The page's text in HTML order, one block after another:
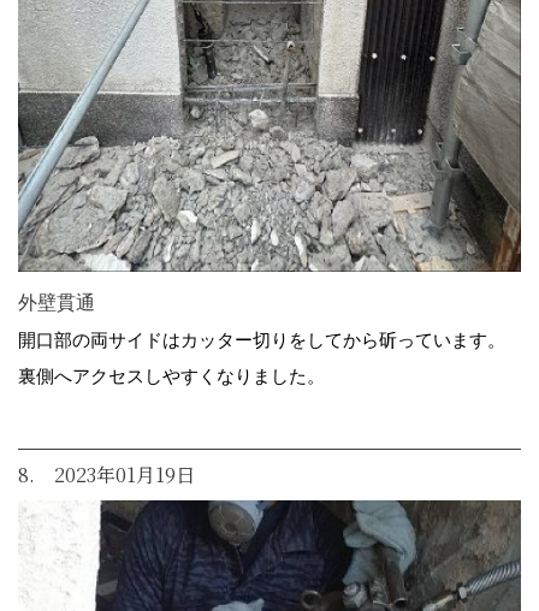
外壁貫通
開口部の両サイドはカッター切りをしてから斫っています。
裏側へアクセスしやすくなりました。
8. 2023年01月19日